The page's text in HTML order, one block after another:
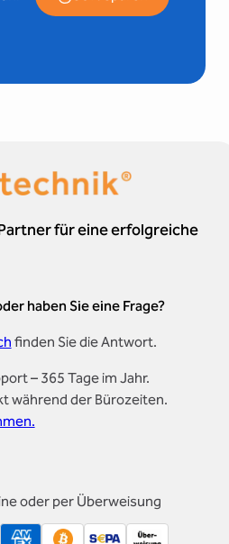
für eine erfolgreiche
haben Sie eine Frage?
finden Sie die Antwort.
– 365 Tage im Jahr.
während der Bürozeiten.
oder per Überweisung